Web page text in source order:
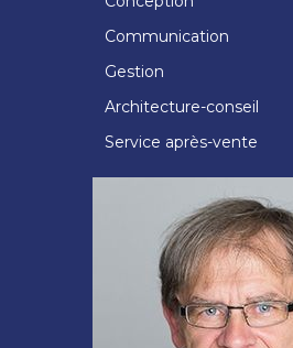
Communication
Gestion
Architecture-conseil
Service après-vente